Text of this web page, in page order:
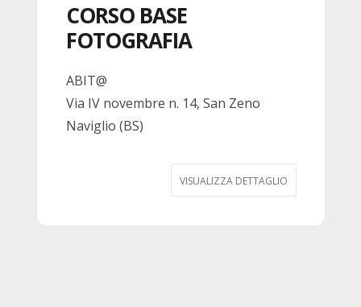
CORSO BASE
FOTOGRAFIA
ABIT@
Via IV novembre n. 14, San Zeno
Naviglio (BS)
VISUALIZZA DETTAGLIO